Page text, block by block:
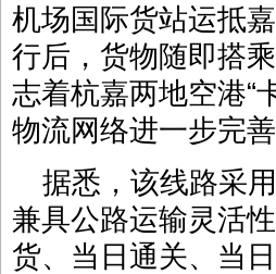
机场国际货站运抵
行后，货物随即搭
志着杭嘉两地空港“
物流网络进一步完善
据悉，该线路采
兼具公路运输灵活
货、当日通关、当